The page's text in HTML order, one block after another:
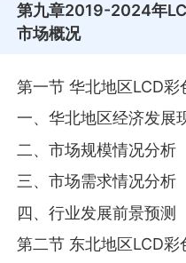
第九章2019-2024年
市场概况
第一节 华北地区LCD
一、华北地区经济发展
二、市场规模情况分析
三、市场需求情况分析
四、行业发展前景预测
第二节 东北地区LCD